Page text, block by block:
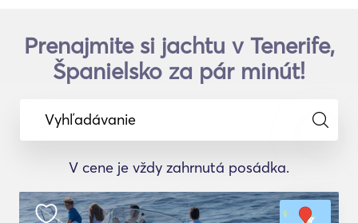
Prenajmite si jachtu v Tenerife,
Španielsko za pár minút!
Vyhľadávanie
V cene je vždy zahrnutá posádka.